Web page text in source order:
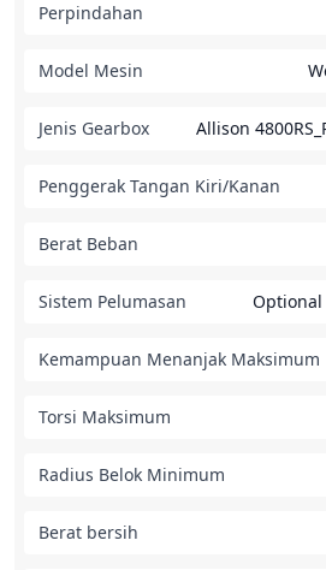
Perpindahan
Model Mesin
Jenis Gearbox Allison
Penggerak Tangan Kiri/Kanan
Berat Beban
Sistem Pelumasan
Kemampuan Menanjak Maksimum
Torsi Maksimum
Radius Belok Minimum
Berat bersih